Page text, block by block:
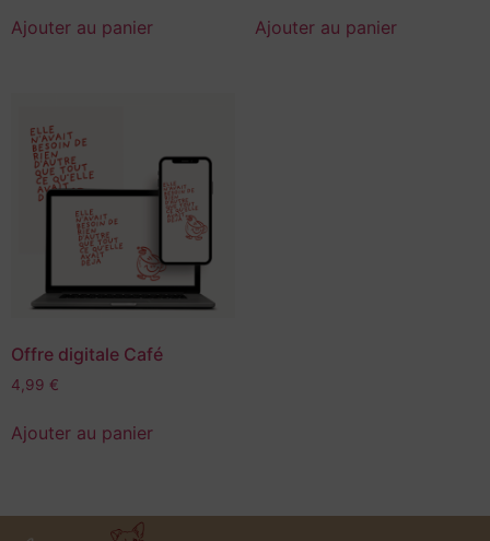
Ajouter au panier Ajouter au panier
Offre digitale Café
4,99 €
Ajouter au panier